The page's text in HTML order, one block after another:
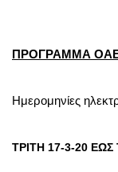
ΠΡΟΓΡΑΜΜΑ
Ημερομηνίες
ΤΡΙΤΗ 17-3-20